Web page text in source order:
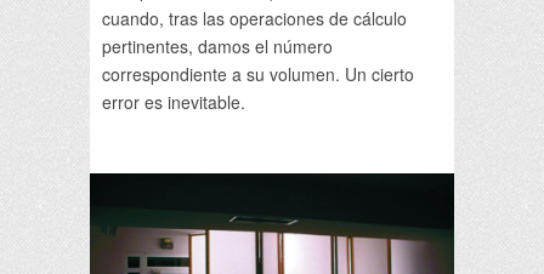
cuando, tras las operaciones de cálculo
pertinentes, damos el número
correspondiente a su volumen. Un cierto
error es inevitable.